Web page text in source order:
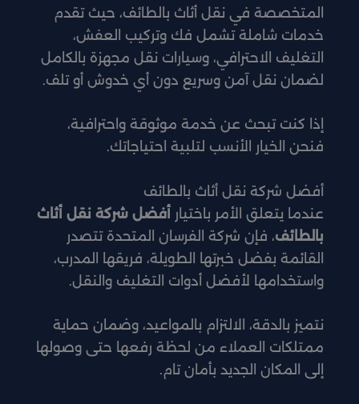
المتخصصة في نقل أثاث بالطائف، حيث تقدم
خدمات شاملة تشمل فك وتركيب العفش،
التغليف الاحترافي، وسيارات نقل مجهزة بالكامل
لضمان نقل آمن وسريع دون أي خدوش أو تلف.
إذا كنت تبحث عن خدمة موثوقة واحترافية،
فنحن الخيار الأنسب لتلبية احتياجاتك.
أفضل شركة نقل أثاث بالطائف
عندما يتعلق الأمر باختيار أفضل شركة نقل أثاث
بالطائف، فإن شركة الفرسان المتحدة تتصدر
القائمة بفضل خبرتها الطويلة، فريقها المدرب،
واستخدامها لأفضل أدوات التغليف والنقل.
نتميز بالدقة، الالتزام بالمواعيد، وضمان حماية
ممتلكات العملاء من لحظة رفعها حتى وصولها
إلى المكان الجديد بأمان تام.